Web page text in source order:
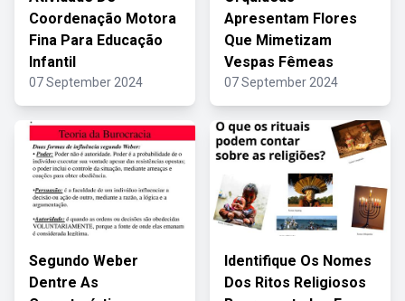
Coordenação Motora
Fina Para Educação
Infantil
07 September 2024
Apresentam Flores
Que Mimetizam
Vespas Fêmeas
07 September 2024
Segundo Weber
Dentre As
Identifique Os Nomes
Dos Ritos Religiosos